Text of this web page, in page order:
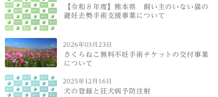
【令和８年度】熊本県 飼い主のいない猫の
避妊去勢手術支援事業について
2026年03月23日
さくらねこ無料不妊手術チケットの交付事業
について
2025年12月16日
犬の登録と狂犬病予防注射